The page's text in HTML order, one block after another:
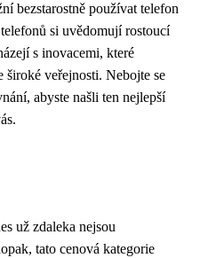
bezstarostně používat telefon
si uvědomují rostoucí
s inovacemi, které
veřejnosti. Nebojte se
abyste našli ten nejlepší
už zdaleka nejsou
tato cenová kategorie